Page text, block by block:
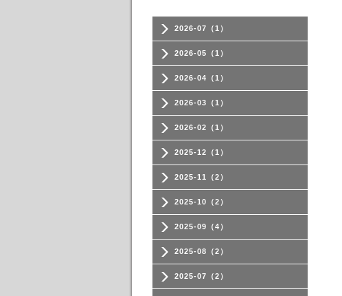
2026-07（1）
2026-05（1）
2026-04（1）
2026-03（1）
2026-02（1）
2025-12（1）
2025-11（2）
2025-10（2）
2025-09（4）
2025-08（2）
2025-07（2）